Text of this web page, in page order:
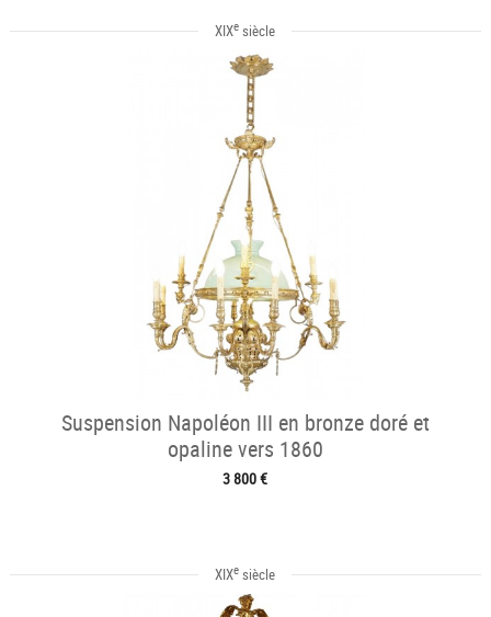
XIXe siècle
Suspension Napoléon III en bronze doré et
opaline vers 1860
3 800 €
XIXe siècle